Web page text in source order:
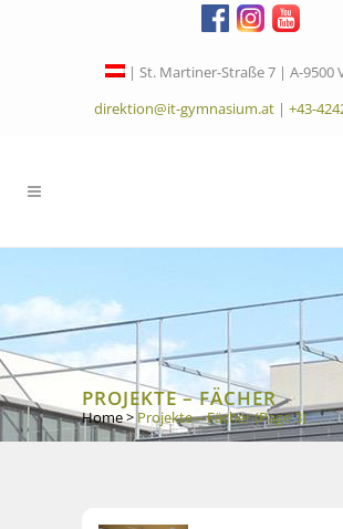
| St. Martiner-Straße 7 | A-9500
direktion@it-gymnasium.at| +43-
PROJEKTE – FÄCHER
Home> Projekte – Fächer(Page 3)